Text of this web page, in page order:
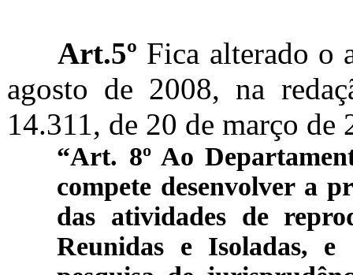
Art.5º Fica alterado o
agosto de 2008, na
14.311, de 20 de março de
“Art. 8º Ao
compete desenvolver a
das atividades de
Reunidas e Isoladas,